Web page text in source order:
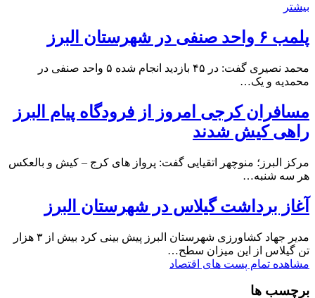
بیشتر
پلمب ۶ واحد صنفی در شهرستان البرز
محمد نصیری گفت: در ۴۵ بازدید انجام شده ۵ واحد صنفی در
محمدیه و یک…
مسافران کرجی امروز از فرودگاه پیام البرز
راهی کیش شدند
مرکز البرز؛ منوچهر اتقیایی گفت: پرواز های کرج – کیش و بالعکس
هر سه شنبه…
آغاز برداشت گیلاس در شهرستان البرز
مدیر جهاد کشاورزی شهرستان البرز پیش بینی کرد بیش از ۳ هزار
تن گیلاس از این میزان سطح…
مشاهده تمام پست های اقتصاد
برچسب ها